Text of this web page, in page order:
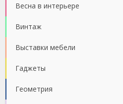
Весна в интерьере
Винтаж
Выставки мебели
Гаджеты
Геометрия